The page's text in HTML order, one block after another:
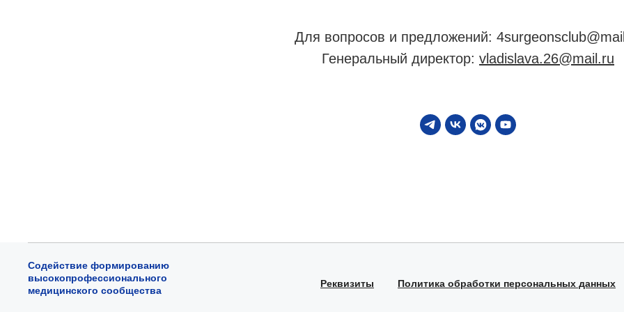
Для вопросов и предложений:
Генеральный директор: vladislava.26@mail.ru
Содействие формированию
высокопрофессионального
медицинского сообщества
Реквизиты Политика обработки персональных данных